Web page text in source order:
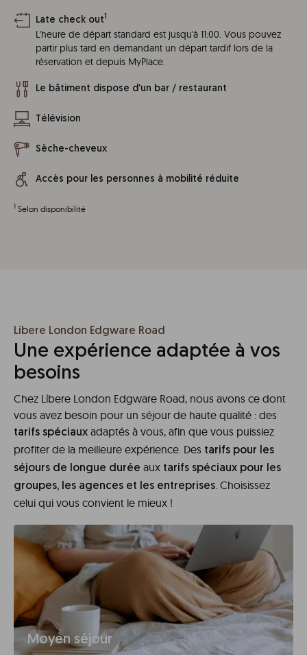
Late check out1
L'heure de départ standard est jusqu'à 11:00. Vous pouvez
partir plus tard en demandant un départ tardif lors de la
réservation et depuis MyPlace.
Le bâtiment dispose d'un bar / restaurant
Télévision
Sèche-cheveux
Accès pour les personnes à mobilité réduite
1 Selon disponibilité
Líbere London Edgware Road
Une expérience adaptée à vos
besoins
Chez Líbere London Edgware Road, nous avons ce dont
vous avez besoin pour un séjour de haute qualité : des
tarifs spéciaux adaptés à vous, afin que vous puissiez
profiter de la meilleure expérience. Des tarifs pour les
séjours de longue durée aux tarifs spéciaux pour les
groupes, les agences et les entreprises . Choisissez
celui qui vous convient le mieux !
Moyen séjour